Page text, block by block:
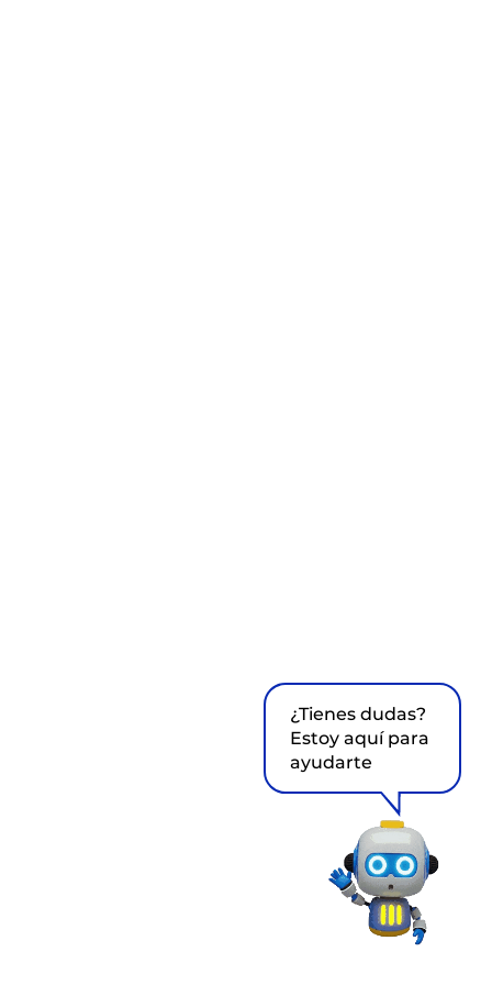
¿Tienes dudas?
Estoy aquí para
ayudarte